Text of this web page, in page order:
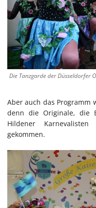
Die Tanzgarde der Düsseldorfer
Aber auch das Programm
denn die Originale, die
Hildener
gekommen.